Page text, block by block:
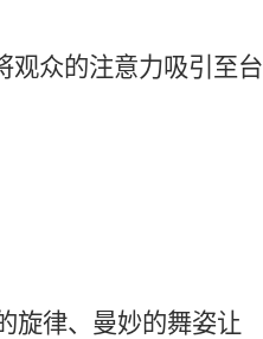
观众的注意力吸引至台
旋律、曼妙的舞姿让